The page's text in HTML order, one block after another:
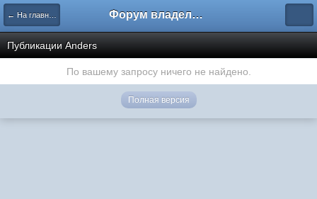
← На главную Форум владельцев интернет-магазинов
Публикации Anders
По вашему запросу ничего не найдено.
Полная версия